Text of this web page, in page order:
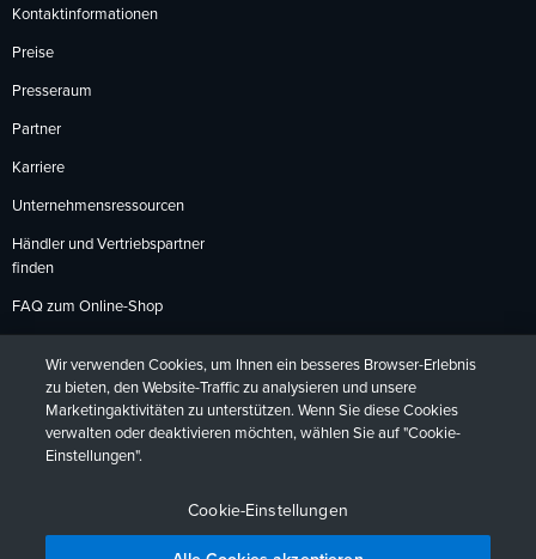
Kontaktinformationen
Preise
Presseraum
Partner
Karriere
Unternehmensressourcen
Händler und Vertriebspartner
finden
FAQ zum Online-Shop
Rückgabebedingungen
DeutschFrançaisEspañol日本語
Wir verwenden Cookies, um Ihnen ein besseres Browser-Erlebnis
zu bieten, den Website-Traffic zu analysieren und unsere
Marketingaktivitäten zu unterstützen. Wenn Sie diese Cookies
verwalten oder deaktivieren möchten, wählen Sie auf "Cookie-
Einstellungen".
Cookie-Einstellungen